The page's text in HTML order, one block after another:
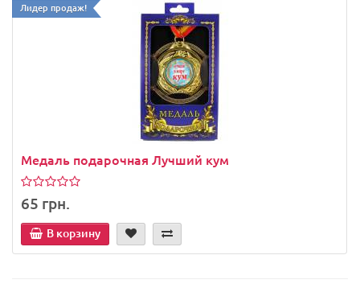
Лидер продаж!
Медаль подарочная Лучший кум
65 грн.
В корзину